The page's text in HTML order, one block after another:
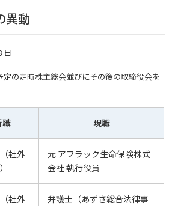
異動
日
定の定時株主総会並びにその後の取締役会を
職 現職
社外
元 アフラック生命保険株式
会社 執行役員
社外
弁護士（あずさ総合法律事